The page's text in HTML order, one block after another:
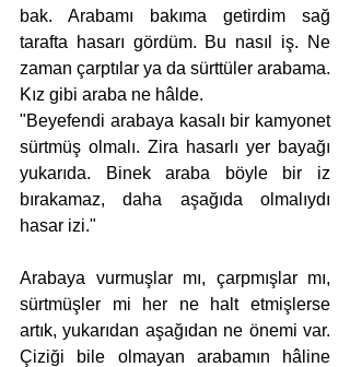
bak. Arabamı bakıma getirdim sağ
tarafta hasarı gördüm. Bu nasıl iş. Ne
zaman çarptılar ya da sürttüler arabama.
Kız gibi araba ne hâlde.
"Beyefendi arabaya kasalı bir kamyonet
sürtmüş olmalı. Zira hasarlı yer bayağı
yukarıda. Binek araba böyle bir iz
bırakamaz, daha aşağıda olmalıydı
hasar izi."
Arabaya vurmuşlar mı, çarpmışlar mı,
sürtmüşler mi her ne halt etmişlerse
artık, yukarıdan aşağıdan ne önemi var.
Çiziği bile olmayan arabamın hâline